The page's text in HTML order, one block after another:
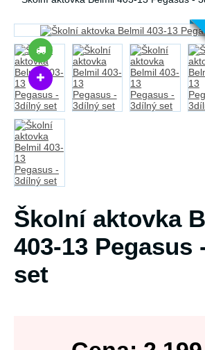
Školní aktovka
403-13 Pegasus
set